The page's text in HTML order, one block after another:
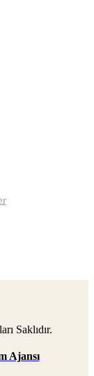
Saklıdır.
Ajansı